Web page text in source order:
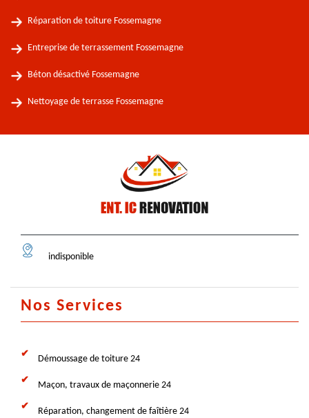
Réparation de toiture Fossemagne
Entreprise de terrassement Fossemagne
Béton désactivé Fossemagne
Nettoyage de terrasse Fossemagne
indisponible
Nos Services
Démoussage de toiture 24
Maçon, travaux de maçonnerie 24
Réparation, changement de faîtière 24